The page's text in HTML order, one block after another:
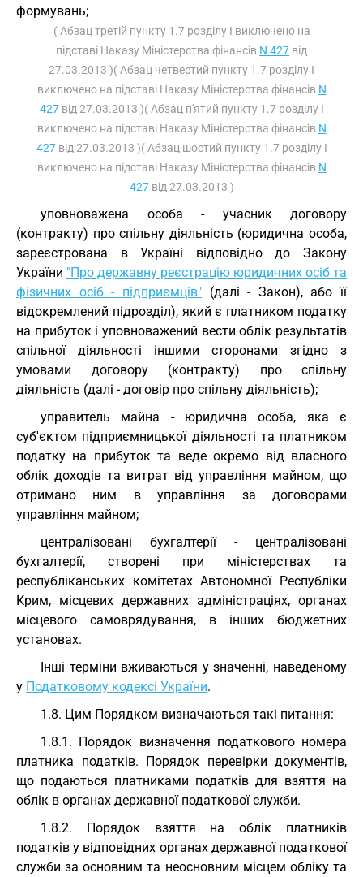
формувань;
( Абзац третій пункту 1.7 розділу I виключено на
підставі Наказу Міністерства фінансів N 427 від
27.03.2013 )( Абзац четвертий пункту 1.7 розділу I
виключено на підставі Наказу Міністерства фінансів N
427від 27.03.2013 )( Абзац п'ятий пункту 1.7 розділу I
виключено на підставі Наказу Міністерства фінансів N
427від 27.03.2013 )( Абзац шостий пункту 1.7 розділу I
виключено на підставі Наказу Міністерства фінансів N
427від 27.03.2013 )
уповноважена особа - учасник договору
(контракту) про спільну діяльність (юридична особа,
зареєстрована в Україні відповідно до Закону
України "Про державну реєстрацію юридичних осіб та
фізичних осіб - підприємців"(далі - Закон), або її
відокремлений підрозділ), який є платником податку
на прибуток і уповноважений вести облік результатів
спільної діяльності іншими сторонами згідно з
умовами договору (контракту) про спільну
діяльність (далі - договір про спільну діяльність);
управитель майна - юридична особа, яка є
суб'єктом підприємницької діяльності та платником
податку на прибуток та веде окремо від власного
облік доходів та витрат від управління майном, що
отримано ним в управління за договорами
управління майном;
централізовані бухгалтерії - централізовані
бухгалтерії, створені при міністерствах та
республіканських комітетах Автономної Республіки
Крим, місцевих державних адміністраціях, органах
місцевого самоврядування, в інших бюджетних
установах.
Інші терміни вживаються у значенні, наведеному
у Податковому кодексі України.
1.8. Цим Порядком визначаються такі питання:
1.8.1. Порядок визначення податкового номера
платника податків. Порядок перевірки документів,
що подаються платниками податків для взяття на
облік в органах державної податкової служби.
1.8.2. Порядок взяття на облік платників
податків у відповідних органах державної податкової
служби за основним та неосновним місцем обліку та